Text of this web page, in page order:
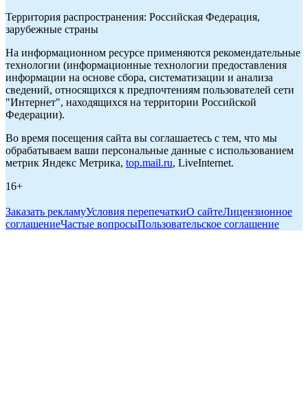
Территория распространения: Российская Федерация,
зарубежные страны
На информационном ресурсе применяются рекомендательные
технологии (информационные технологии предоставления
информации на основе сбора, систематизации и анализа
сведений, относящихся к предпочтениям пользователей сети
"Интернет", находящихся на территории Российской
Федерации).
Во время посещения сайта вы соглашаетесь с тем, что мы
обрабатываем ваши персональные данные с использованием
метрик Яндекс Метрика, top.mail.ru, LiveInternet.
16+
Заказать рекламуУсловия перепечаткиО сайтеЛицензионное
соглашениеЧастые вопросыПользовательское соглашение